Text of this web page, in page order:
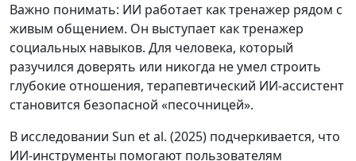
Важно понимать: ИИ работает как тренажер рядом с
живым общением. Он выступает как тренажер
социальных навыков. Для человека, который
разучился доверять или никогда не умел строить
глубокие отношения, терапевтический ИИ-ассистент
становится безопасной «песочницей».
В исследовании Sun et al. (2025) подчеркивается, что
ИИ-инструменты помогают пользователям